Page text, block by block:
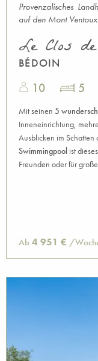
Provenzalisches
auf den Mont Ventoux
Le Clos
BÉDOIN
10 5
Mit seinen 5
Inneneinrichtung,
Ausblicken im Schatten
Swimmingpool ist dieses
Freunden oder für
Ab 4 951 € /